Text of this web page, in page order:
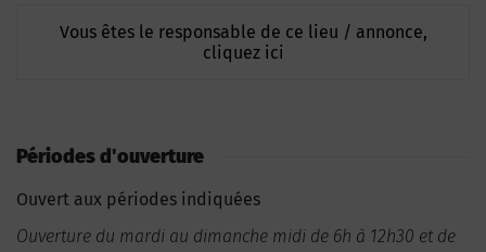
Vous êtes le responsable de ce lieu / annonce,
cliquez ici
Périodes d'ouverture
Ouvert aux périodes indiquées
Ouverture du mardi au dimanche midi de 6h à 12h30 et de